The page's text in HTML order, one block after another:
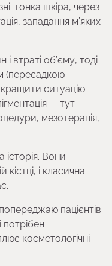
тонка шкіра, через
западання м’яких
втраті об’єму, тоді
(пересадкою
ситуацію.
— тут
мезотерапія,
Вони
і класична
пацієнтів
потрібен
косметологічні